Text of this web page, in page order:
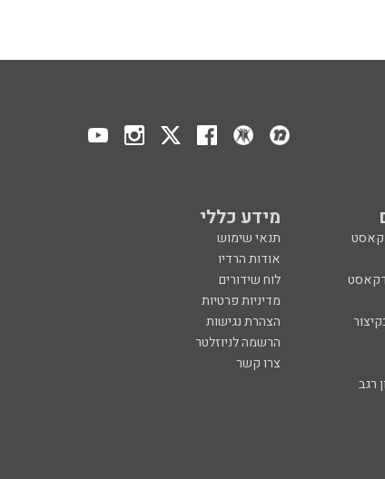
מידע כללי
תנאי שימוש
אודות הרדיו
לוח שידורים
מדיניות פרטיות
הצהרת נגישות
הרשמה לניוזלטר
צרו קשר
רגב